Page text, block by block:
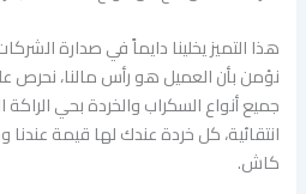
هذا التميز يخلينا دايماً في صدارة
نؤمن بأن العميل هو رأس مالنا، نحرص
جميع أنواع السكراب والخردة بحي
انتقائية، كل خردة عندك لها قيمة
كاش.